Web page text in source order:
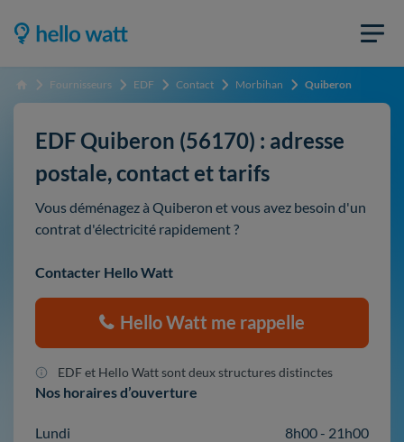
Accueil Fournisseurs EDF Contact Morbihan Quiberon
EDF Quiberon (56170) : adresse
postale, contact et tarifs
Vous déménagez à Quiberon et vous avez besoin d'un
contrat d'électricité rapidement ?
Contacter Hello Watt
Hello Watt me rappelle
EDF et Hello Watt sont deux structures distinctes
Nos horaires d’ouverture
Lundi
8h00 - 21h00